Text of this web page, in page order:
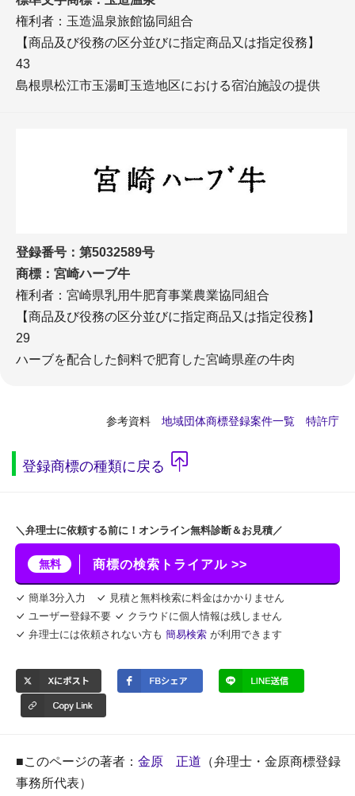
権利者：玉造温泉旅館協同組合
【商品及び役務の区分並びに指定商品又は指定役務】
43
島根県松江市玉湯町玉造地区における宿泊施設の提供
登録番号：第5032589号
商標：宮崎ハーブ牛
権利者：宮崎県乳用牛肥育事業農業協同組合
【商品及び役務の区分並びに指定商品又は指定役務】
29
ハーブを配合した飼料で肥育した宮崎県産の牛肉
参考資料 地域団体商標登録案件一覧 特許庁
登録商標の種類に戻る
＼弁理士に依頼する前に！オンライン無料診断＆お見積／
無料 商標の検索トライアル >>
簡単3分入力
見積と無料検索に料金はかかりません
ユーザー登録不要
クラウドに個人情報は残しません
弁理士には依頼されない方も 簡易検索 が利用できます
■このページの著者： 金原 正道 （弁理士・金原商標登録
事務所代表）